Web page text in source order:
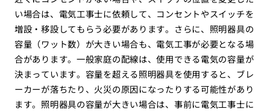
い場合は、電気工事士に依頼して、コンセントやスイッチを
増設・移設してもらう必要があります。さらに、照明器具の
容量（ワット数）が大きい場合も、電気工事が必要となる場
合があります。一般家庭の配線は、使用できる電気の容量が
決まっています。容量を超える照明器具を使用すると、ブレ
ーカーが落ちたり、火災の原因になったりする可能性があり
ます。照明器具の容量が大きい場合は、事前に電気工事士に